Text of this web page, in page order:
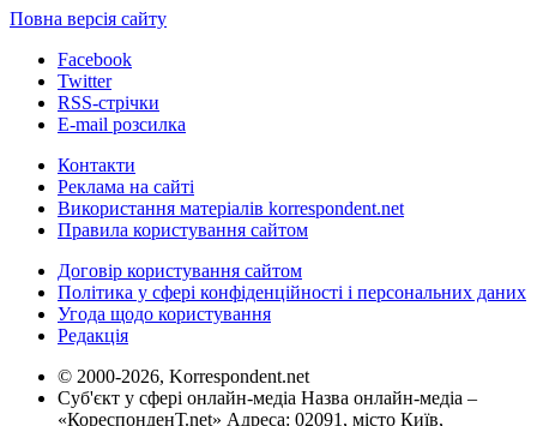
Повна версія сайту
Facebook
Twitter
RSS-стрічки
E-mail розсилка
Контакти
Реклама на сайті
Використання матеріалів korrespondent.net
Правила користування сайтом
Договір користування сайтом
Політика у сфері конфіденційності і персональних даних
Угода щодо користування
Редакція
© 2000-2026, Korrespondent.net
Суб'єкт у сфері онлайн-медіа Назва онлайн-медіа –
«КореспонденТ.net» Адреса: 02091, місто Київ,